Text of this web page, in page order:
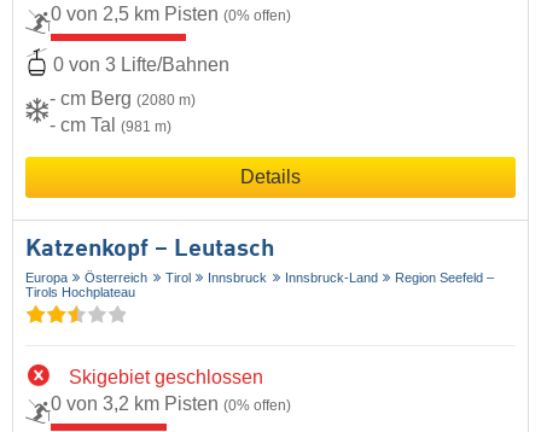
0 von 2,5 km Pisten (0% offen)
0 von 3 Lifte/Bahnen
- cm Berg (2080 m)
- cm Tal (981 m)
Details
Katzenkopf – Leutasch
Europa Österreich Tirol Innsbruck Innsbruck-Land
Region Seefeld –
Tirols Hochplateau
Skigebiet geschlossen
0 von 3,2 km Pisten (0% offen)